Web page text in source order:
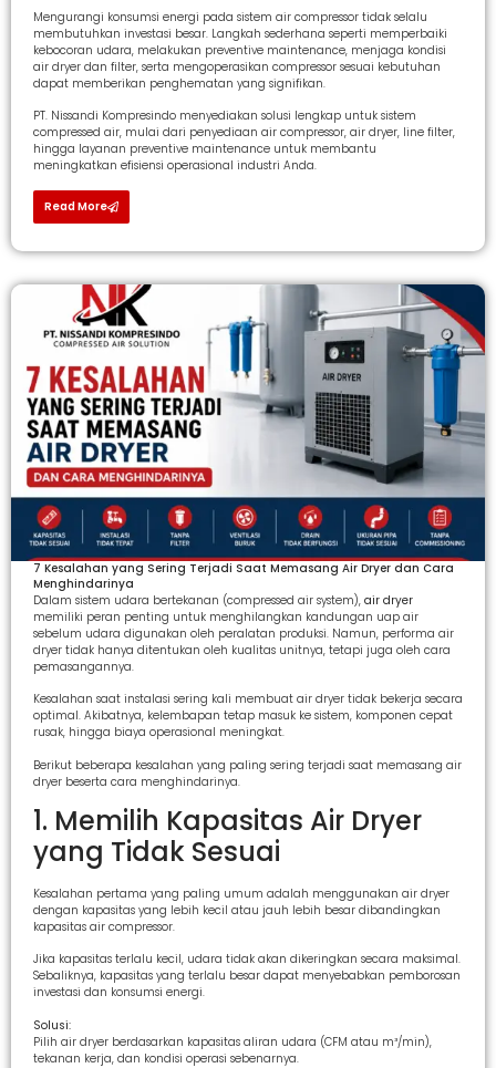
Mengurangi konsumsi energi pada sistem air compressor tidak selalu
membutuhkan investasi besar. Langkah sederhana seperti memperbaiki
kebocoran udara, melakukan preventive maintenance, menjaga kondisi
air dryer dan filter, serta mengoperasikan compressor sesuai kebutuhan
dapat memberikan penghematan yang signifikan.
PT. Nissandi Kompresindo menyediakan solusi lengkap untuk sistem
compressed air, mulai dari penyediaan air compressor, air dryer, line filter,
hingga layanan preventive maintenance untuk membantu
meningkatkan efisiensi operasional industri Anda.
Read More
7 Kesalahan yang Sering Terjadi Saat Memasang Air Dryer dan Cara
Menghindarinya
Dalam sistem udara bertekanan (compressed air system), air dryer
memiliki peran penting untuk menghilangkan kandungan uap air
sebelum udara digunakan oleh peralatan produksi. Namun, performa air
dryer tidak hanya ditentukan oleh kualitas unitnya, tetapi juga oleh cara
pemasangannya.
Kesalahan saat instalasi sering kali membuat air dryer tidak bekerja secara
optimal. Akibatnya, kelembapan tetap masuk ke sistem, komponen cepat
rusak, hingga biaya operasional meningkat.
Berikut beberapa kesalahan yang paling sering terjadi saat memasang air
dryer beserta cara menghindarinya.
1. Memilih Kapasitas Air Dryer
yang Tidak Sesuai
Kesalahan pertama yang paling umum adalah menggunakan air dryer
dengan kapasitas yang lebih kecil atau jauh lebih besar dibandingkan
kapasitas air compressor.
Jika kapasitas terlalu kecil, udara tidak akan dikeringkan secara maksimal.
Sebaliknya, kapasitas yang terlalu besar dapat menyebabkan pemborosan
investasi dan konsumsi energi.
Solusi:
Pilih air dryer berdasarkan kapasitas aliran udara (CFM atau m³/min),
tekanan kerja, dan kondisi operasi sebenarnya.